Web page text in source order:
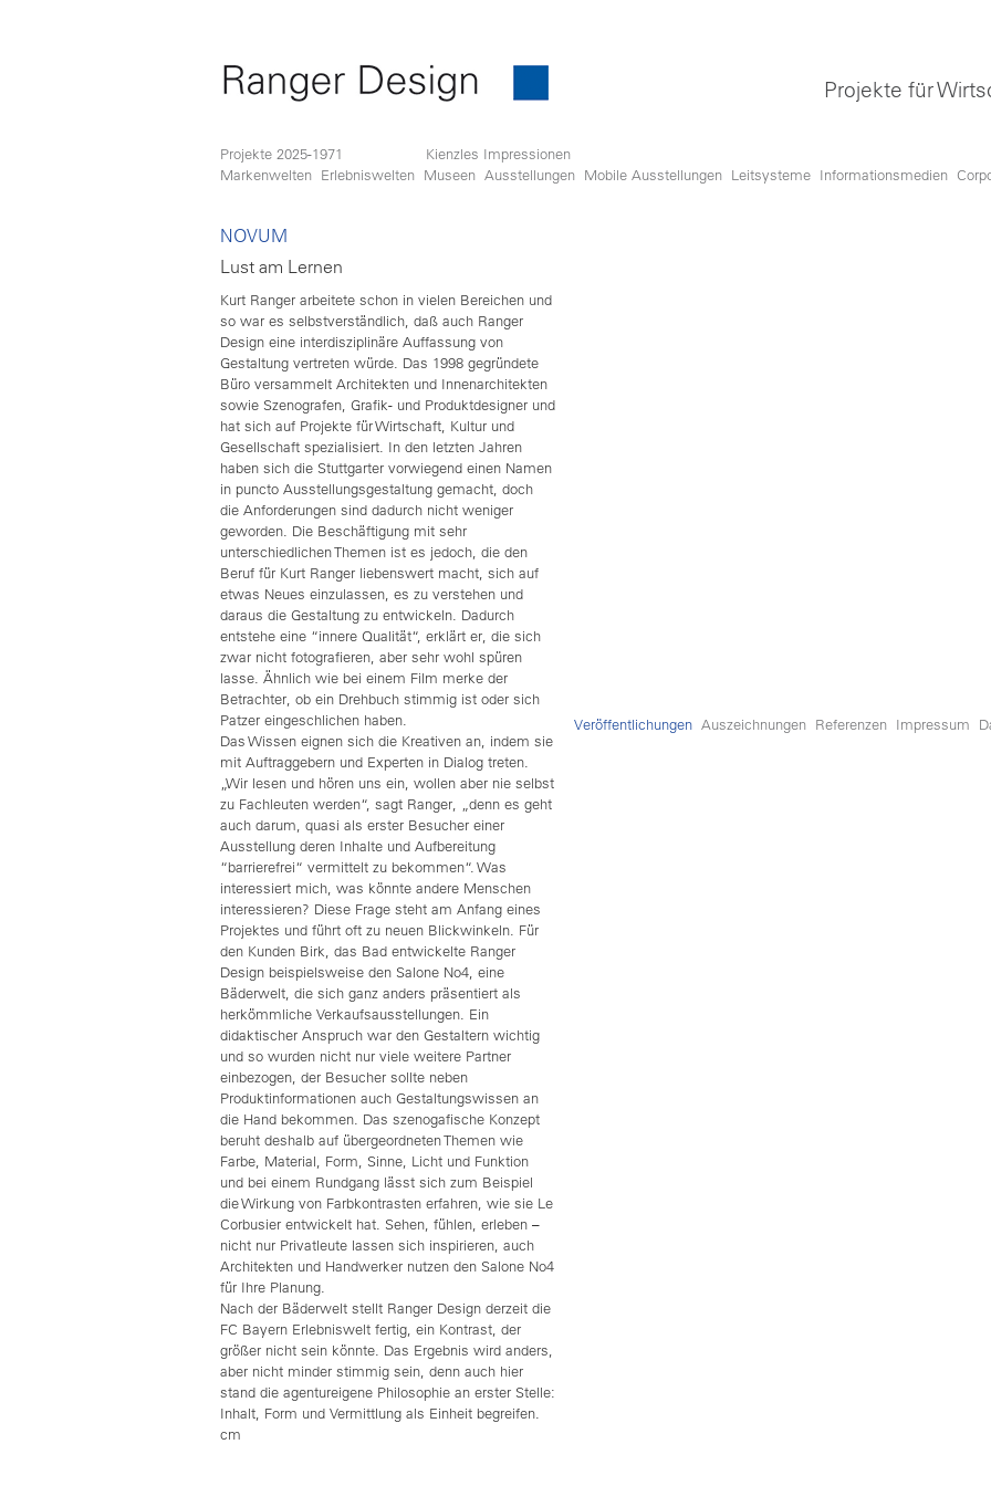
Projekte für
Projekte 2025-1971
Kienzles Impressionen
Markenwelten Erlebniswelten Museen Ausstellungen Mobile Ausstellungen Leitsysteme Informationsmedien
NOVUM
Lust am Lernen
Kurt Ranger arbeitete schon in vielen Bereichen und
so war es selbstverständlich, daß auch Ranger
Design eine interdisziplinäre Auffassung von
Gestaltung vertreten würde. Das 1998 gegründete
Büro versammelt Architekten und Innenarchitekten
sowie Szenografen, Grafik- und Produktdesigner und
hat sich auf Projekte für Wirtschaft, Kultur und
Gesellschaft spezialisiert. In den letzten Jahren
haben sich die Stuttgarter vorwiegend einen Namen
in puncto Ausstellungsgestaltung gemacht, doch
die Anforderungen sind dadurch nicht weniger
geworden. Die Beschäftigung mit sehr
unterschiedlichen Themen ist es jedoch, die den
Beruf für Kurt Ranger liebenswert macht, sich auf
etwas Neues einzulassen, es zu verstehen und
daraus die Gestaltung zu entwickeln. Dadurch
entstehe eine “innere Qualität“, erklärt er, die sich
zwar nicht fotografieren, aber sehr wohl spüren
lasse. Ähnlich wie bei einem Film merke der
Betrachter, ob ein Drehbuch stimmig ist oder sich
Patzer eingeschlichen haben.
Das Wissen eignen sich die Kreativen an, indem sie
mit Auftraggebern und Experten in Dialog treten.
„Wir lesen und hören uns ein, wollen aber nie selbst
zu Fachleuten werden“, sagt Ranger, „denn es geht
auch darum, quasi als erster Besucher einer
Ausstellung deren Inhalte und Aufbereitung
“barrierefrei“ vermittelt zu bekommen“. Was
interessiert mich, was könnte andere Menschen
interessieren? Diese Frage steht am Anfang eines
Projektes und führt oft zu neuen Blickwinkeln. Für
den Kunden Birk, das Bad entwickelte Ranger
Design beispielsweise den Salone No4, eine
Bäderwelt, die sich ganz anders präsentiert als
herkömmliche Verkaufsausstellungen. Ein
didaktischer Anspruch war den Gestaltern wichtig
und so wurden nicht nur viele weitere Partner
einbezogen, der Besucher sollte neben
Produktinformationen auch Gestaltungswissen an
die Hand bekommen. Das szenogafische Konzept
beruht deshalb auf übergeordneten Themen wie
Farbe, Material, Form, Sinne, Licht und Funktion
und bei einem Rundgang lässt sich zum Beispiel
die Wirkung von Farbkontrasten erfahren, wie sie Le
Corbusier entwickelt hat. Sehen, fühlen, erleben –
nicht nur Privatleute lassen sich inspirieren, auch
Architekten und Handwerker nutzen den Salone No4
für Ihre Planung.
Nach der Bäderwelt stellt Ranger Design derzeit die
FC Bayern Erlebniswelt fertig, ein Kontrast, der
größer nicht sein könnte. Das Ergebnis wird anders,
aber nicht minder stimmig sein, denn auch hier
stand die agentureigene Philosophie an erster Stelle:
Inhalt, Form und Vermittlung als Einheit begreifen.
cm
Veröffentlichungen Auszeichnungen Referenzen Impressum